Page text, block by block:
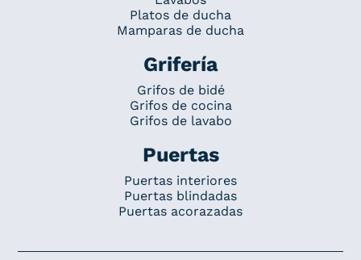
Platos de ducha
Mamparas de ducha
Grifería
Grifos de bidé
Grifos de cocina
Grifos de lavabo
Puertas
Puertas interiores
Puertas blindadas
Puertas acorazadas